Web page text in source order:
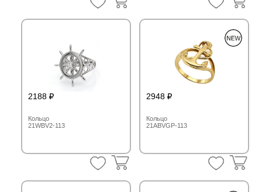
2948
Кольцо
21ABVGP-113
2188
Кольцо
21WBV2-113